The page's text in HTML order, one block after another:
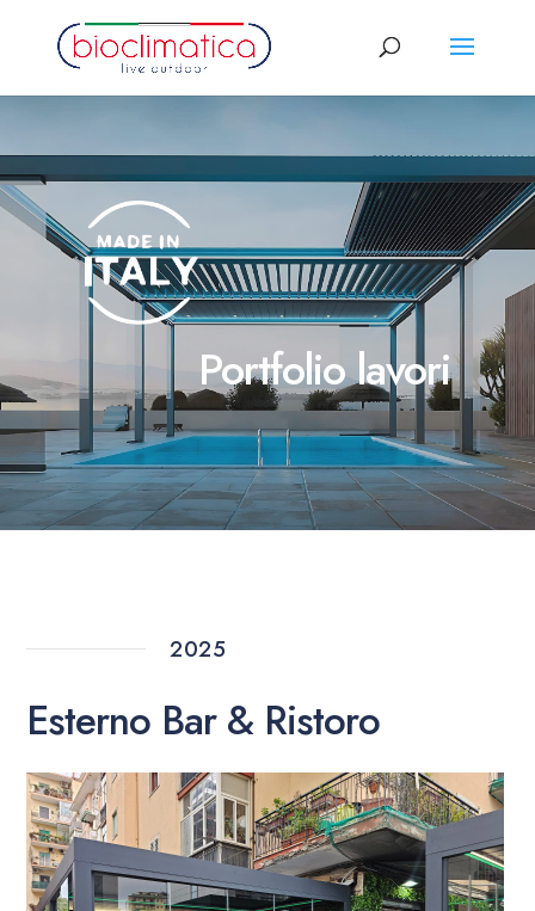
Portfolio lavori
2025
Esterno Bar & Ristoro